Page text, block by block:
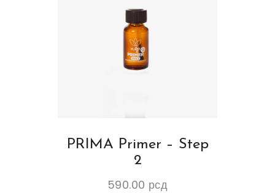
PRIMA Primer – Step
2
590.00 рсд